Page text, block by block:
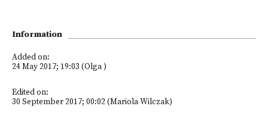
Information
Added on:
24 May 2017; 19:03 (Olga )
Edited on:
30 September 2017; 00:02 (Mariola Wilczak)